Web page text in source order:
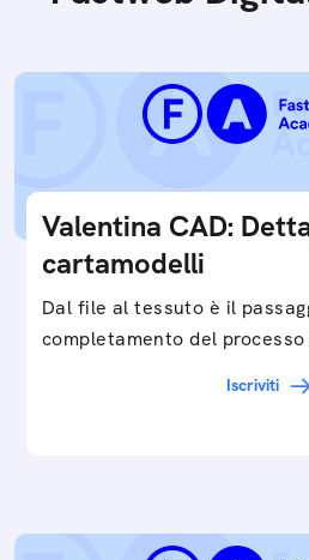
Valentina CAD:
cartamodelli
Dal file al tessuto è il
completamento del
Iscriviti